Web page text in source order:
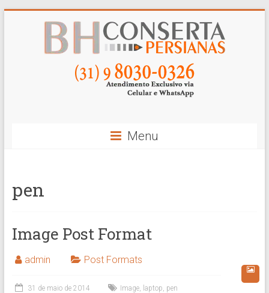
Menu
pen
Image Post Format
admin Post Formats
31 de maio de 2014 Image, laptop, pen